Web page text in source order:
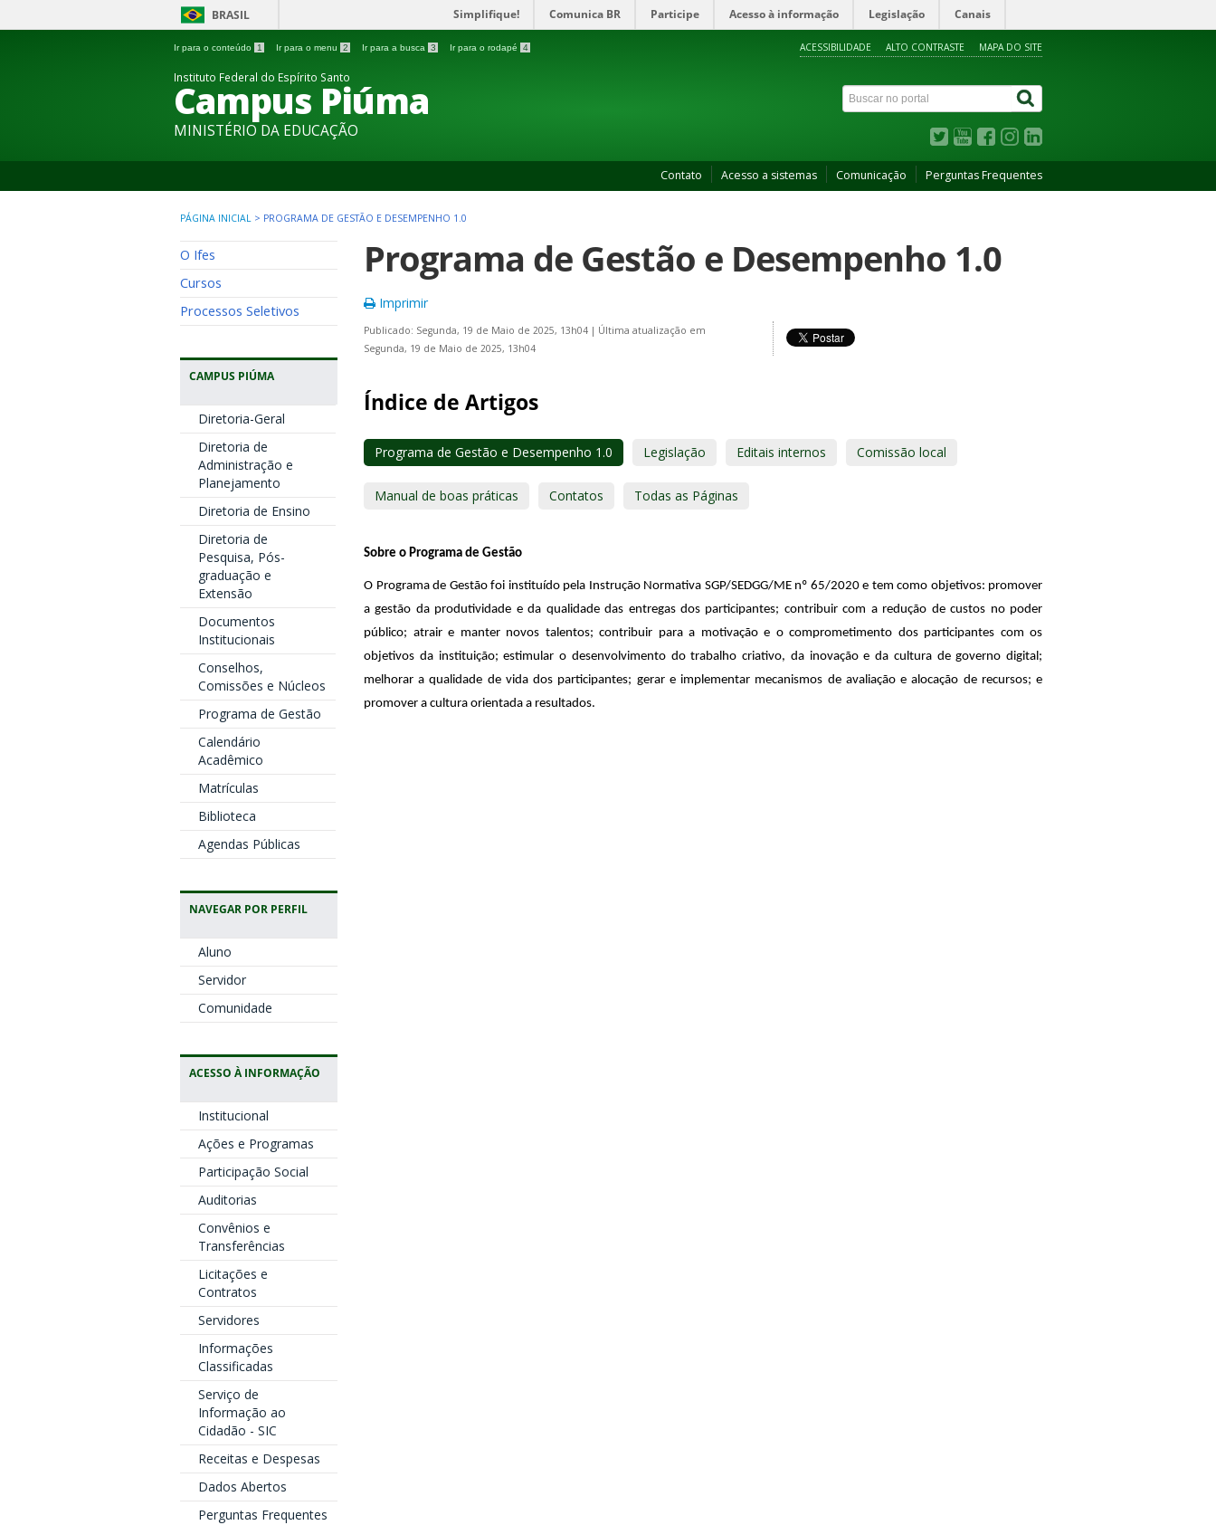
BRASIL Simplifique! Comunica BR Participe Acesso à informação Legislação Canais
Ir para o conteúdo 1 Ir para o menu 2 Ir para a busca 3 Ir para o rodapé 4 ACESSIBILIDADE ALTO CONTRASTE MAPA DO SITE
Instituto Federal do Espírito Santo
Campus Piúma
MINISTÉRIO DA EDUCAÇÃO
Contato Acesso a sistemas Comunicação Perguntas Frequentes
PÁGINA INICIAL > PROGRAMA DE GESTÃO E DESEMPENHO 1.0
O Ifes
Cursos
Processos Seletivos
CAMPUS PIÚMA
Diretoria-Geral
Diretoria de
Administração e
Planejamento
Diretoria de Ensino
Diretoria de
Pesquisa, Pós-
graduação e
Extensão
Documentos
Institucionais
Conselhos,
Comissões e Núcleos
Programa de Gestão
Calendário
Acadêmico
Matrículas
Biblioteca
Agendas Públicas
NAVEGAR POR PERFIL
Aluno
Servidor
Comunidade
ACESSO À INFORMAÇÃO
Institucional
Ações e Programas
Participação Social
Auditorias
Convênios e
Transferências
Licitações e
Contratos
Servidores
Informações
Classificadas
Serviço de
Informação ao
Cidadão - SIC
Receitas e Despesas
Dados Abertos
Perguntas Frequentes
Programa de Gestão e Desempenho 1.0
Imprimir
Publicado: Segunda, 19 de Maio de 2025, 13h04 | Última atualização em
Segunda, 19 de Maio de 2025, 13h04
Índice de Artigos
Programa de Gestão e Desempenho 1.0 Legislação Editais internos Comissão local
Manual de boas práticas Contatos Todas as Páginas
Sobre o Programa de Gestão
O Programa de Gestão foi instituído pela Instrução Normativa SGP/SEDGG/ME nº 65/2020 e tem como objetivos: promover
a gestão da produtividade e da qualidade das entregas dos participantes; contribuir com a redução de custos no poder
público; atrair e manter novos talentos; contribuir para a motivação e o comprometimento dos participantes com os
objetivos da instituição; estimular o desenvolvimento do trabalho criativo, da inovação e da cultura de governo digital;
melhorar a qualidade de vida dos participantes; gerar e implementar mecanismos de avaliação e alocação de recursos; e
promover a cultura orientada a resultados.